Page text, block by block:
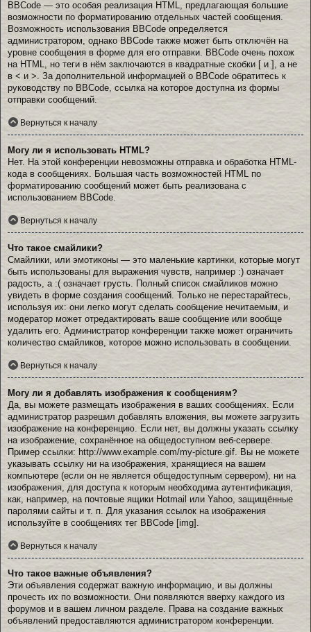
BBCode — это особая реализация HTML, предлагающая большие
возможности по форматированию отдельных частей сообщения.
Возможность использования BBCode определяется
администратором, однако BBCode также может быть отключён на
уровне сообщения в форме для его отправки. BBCode очень похож
на HTML, но теги в нём заключаются в квадратные скобки [ и ], а не
в < и >. За дополнительной информацией о BBCode обратитесь к
руководству по BBCode, ссылка на которое доступна из формы
отправки сообщений.
Вернуться к началу
Могу ли я использовать HTML?
Нет. На этой конференции невозможны отправка и обработка HTML-
кода в сообщениях. Большая часть возможностей HTML по
форматированию сообщений может быть реализована с
использованием BBCode.
Вернуться к началу
Что такое смайлики?
Смайлики, или эмотиконы — это маленькие картинки, которые могут
быть использованы для выражения чувств, например :) означает
радость, а :( означает грусть. Полный список смайликов можно
увидеть в форме создания сообщений. Только не перестарайтесь,
используя их: они легко могут сделать сообщение нечитаемым, и
модератор может отредактировать ваше сообщение или вообще
удалить его. Администратор конференции также может ограничить
количество смайликов, которое можно использовать в сообщении.
Вернуться к началу
Могу ли я добавлять изображения к сообщениям?
Да, вы можете размещать изображения в ваших сообщениях. Если
администратор разрешил добавлять вложения, вы можете загрузить
изображение на конференцию. Если нет, вы должны указать ссылку
на изображение, сохранённое на общедоступном веб-сервере.
Пример ссылки: http://www.example.com/my-picture.gif. Вы не можете
указывать ссылку ни на изображения, хранящиеся на вашем
компьютере (если он не является общедоступным сервером), ни на
изображения, для доступа к которым необходима аутентификация,
как, например, на почтовые ящики Hotmail или Yahoo, защищённые
паролями сайты и т. п. Для указания ссылок на изображения
используйте в сообщениях тег BBCode [img].
Вернуться к началу
Что такое важные объявления?
Эти объявления содержат важную информацию, и вы должны
прочесть их по возможности. Они появляются вверху каждого из
форумов и в вашем личном разделе. Права на создание важных
объявлений предоставляются администратором конференции.